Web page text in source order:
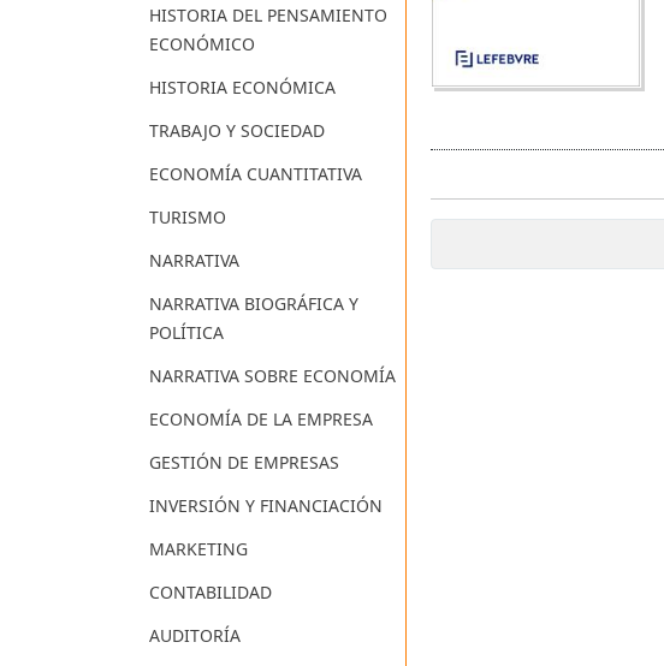
HISTORIA DEL PENSAMIENTO
ECONÓMICO
HISTORIA ECONÓMICA
TRABAJO Y SOCIEDAD
ECONOMÍA CUANTITATIVA
TURISMO
NARRATIVA
NARRATIVA BIOGRÁFICA Y
POLÍTICA
NARRATIVA SOBRE ECONOMÍA
ECONOMÍA DE LA EMPRESA
GESTIÓN DE EMPRESAS
INVERSIÓN Y FINANCIACIÓN
MARKETING
CONTABILIDAD
AUDITORÍA